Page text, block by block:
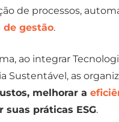
de processos,
de gestão.
ao integrar
Sustentável, as
melhorar a
suas práticas ESG.